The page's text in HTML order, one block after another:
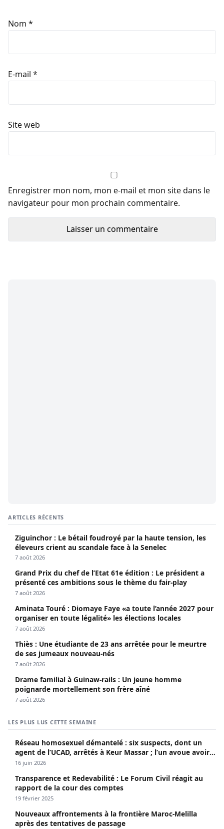
Nom *
E-mail *
Site web
Enregistrer mon nom, mon e-mail et mon site dans le
navigateur pour mon prochain commentaire.
ARTICLES RÉCENTS
Ziguinchor : Le bétail foudroyé par la haute tension, les
éleveurs crient au scandale face à la Senelec
7 août 2026
Grand Prix du chef de l’Etat 61e édition : Le président a
présenté ces ambitions sous le thème du fair-play
7 août 2026
Aminata Touré : Diomaye Faye «a toute l’année 2027 pour
organiser en toute légalité» les élections locales
7 août 2026
Thiès : Une étudiante de 23 ans arrêtée pour le meurtre
de ses jumeaux nouveau-nés
7 août 2026
Drame familial à Guinaw-rails : Un jeune homme
poignarde mortellement son frère aîné
7 août 2026
LES PLUS LUS CETTE SEMAINE
Réseau homosexuel démantelé : six suspects, dont un
agent de l’UCAD, arrêtés à Keur Massar ; l’un avoue avoir
propagé le VIH depuis 2018
16 juin 2026
Transparence et Redevabilité : Le Forum Civil réagit au
rapport de la cour des comptes
19 février 2025
Nouveaux affrontements à la frontière Maroc-Melilla
après des tentatives de passage